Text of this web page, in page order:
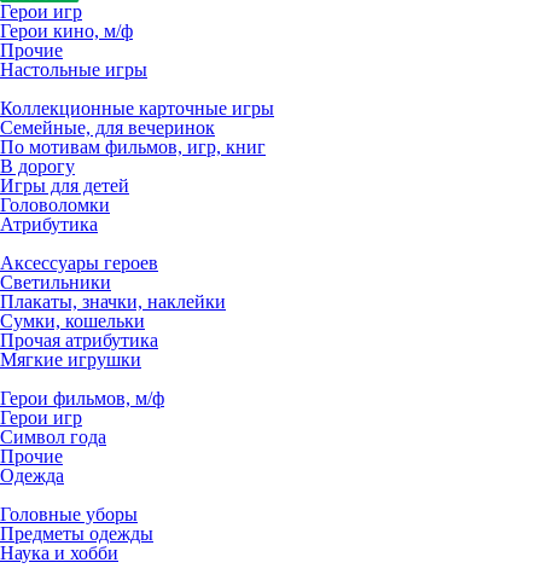
Герои игр
Герои кино, м/ф
Прочие
Настольные игры
Коллекционные карточные игры
Семейные, для вечеринок
По мотивам фильмов, игр, книг
В дорогу
Игры для детей
Головоломки
Атрибутика
Аксессуары героев
Светильники
Плакаты, значки, наклейки
Сумки, кошельки
Прочая атрибутика
Мягкие игрушки
Герои фильмов, м/ф
Герои игр
Символ года
Прочие
Одежда
Головные уборы
Предметы одежды
Наука и хобби